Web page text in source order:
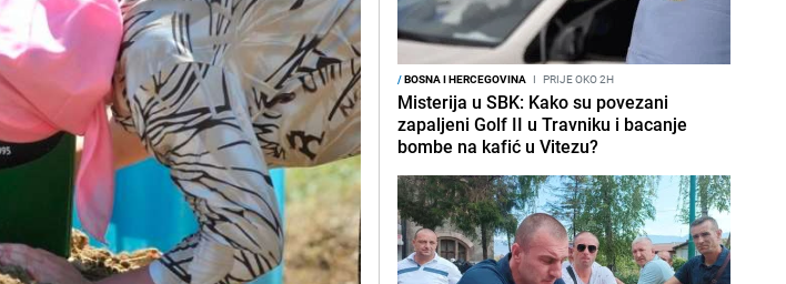
/BOSNA I HERCEGOVINA I PRIJE OKO 2H
Misterija u SBK: Kako su povezani
zapaljeni Golf II u Travniku i bacanje
bombe na kafić u Vitezu?